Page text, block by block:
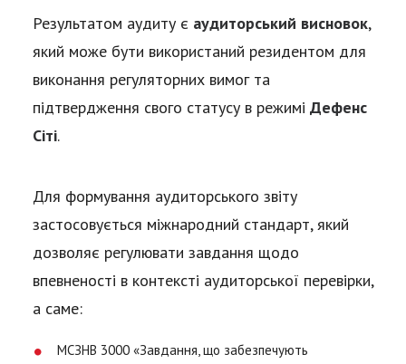
Результатом аудиту є аудиторський висновок,
який може бути використаний резидентом для
виконання регуляторних вимог та
підтвердження свого статусу в режимі Дефенс
Сіті.
Для формування аудиторського звіту
застосовується міжнародний стандарт, який
дозволяє регулювати завдання щодо
впевненості в контексті аудиторської перевірки,
а саме:
МСЗНВ 3000 «Завдання, що забезпечують